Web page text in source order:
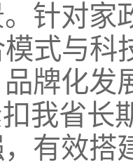
针对家
式与科
牌化发
我省长
有效搭